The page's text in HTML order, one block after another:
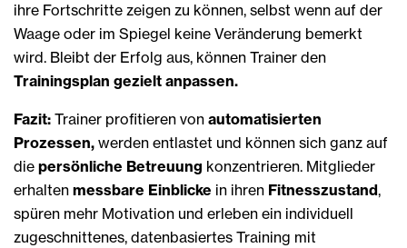
ihre Fortschritte zeigen zu können, selbst wenn auf der
Waage oder im Spiegel keine Veränderung bemerkt
wird. Bleibt der Erfolg aus, können Trainer den
Trainingsplan gezielt anpassen.
Fazit: Trainer profitieren von automatisierten
Prozessen, werden entlastet und können sich ganz auf
die persönliche Betreuung konzentrieren. Mitglieder
erhalten messbare Einblicke in ihren Fitnesszustand,
spüren mehr Motivation und erleben ein individuell
zugeschnittenes, datenbasiertes Training mit